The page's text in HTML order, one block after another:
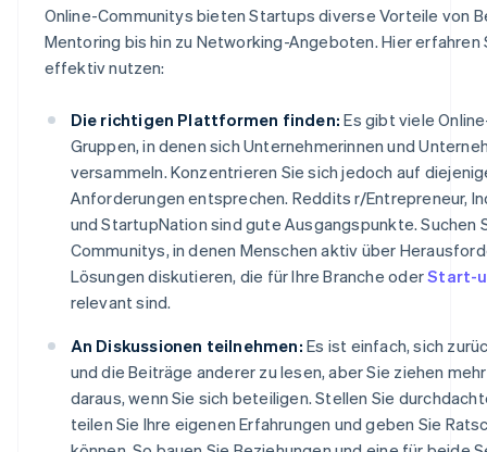
Online-Communitys bieten Startups diverse Vorteile von
Mentoring bis hin zu Networking-Angeboten. Hier erfahren
effektiv nutzen:
Die richtigen Plattformen finden: Es gibt viele
Gruppen, in denen sich Unternehmerinnen und
versammeln. Konzentrieren Sie sich jedoch auf
Anforderungen entsprechen. Reddits r/Entrepreneur,
und StartupNation sind gute Ausgangspunkte. Suchen
Communitys, in denen Menschen aktiv über
Lösungen diskutieren, die für Ihre Branche oderStart-
relevant sind.
An Diskussionen teilnehmen: Es ist einfach, sich
und die Beiträge anderer zu lesen, aber Sie ziehen
daraus, wenn Sie sich beteiligen. Stellen Sie
teilen Sie Ihre eigenen Erfahrungen und geben Sie